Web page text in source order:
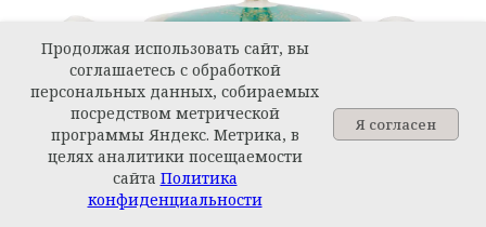
Продолжая использовать сайт, вы
соглашаетесь с обработкой
персональных данных, собираемых
посредством метрической
программы Яндекс. Метрика, в
целях аналитики посещаемости
сайта Политика
конфиденциальности
Я согласен